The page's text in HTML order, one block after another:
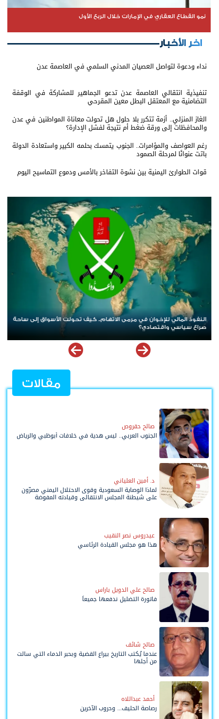
نمو القطاع العقاري في الإمارات خلال الربع الأول
اخر الأخبار
نداء ودعوة لتواصل العصيان المدني السلمي في العاصمة عدن
تنفيذية انتقالي العاصمة عدن تدعو الجماهير للمشاركة في الوقفة
التضامنية مع المعتقل البطل معين المقرحي
الغاز المنزلي.. أزمة تتكرر بلا حلول هل تحولت معاناة المواطنين في عدن
والمحافظات إلى ورقة ضغط أم نتيجة لفشل الإدارة؟
رغم العواصف والمؤامرات.. الجنوب يتمسك بحلمه الكبير واستعادة الدولة
باتت عنوانًا لمرحلة الصمود
قوات الطوارئ اليمنية بين نشوة التفاخر بالأمس ودموع التماسيح اليوم
نمو القطاع العقاري في الإمارات خلال الربع الأول
مقالات
صالح حقروص
الجنوب العربي.. ليس هدية في خلافات أبوظبي والرياض
د. أمين العلياني
لماذا الوصاية السعودية وقوى الاحتلال اليمني مصرّون
على شيطنة المجلس الانتقالي وقيادته المفوضة
عيدروس نصر النقيب
هذا هو مجلس القيادة الرئاسي
صالح علي الدويل باراس
فاتورة التضليل ندفعها جميعاً
صالح شائف
عندما يُكتب التاريخ بيراع القضية وبحبر الدماء التي سالت
من أجلها
أحمد عبداللاه
رصاصة الحليف... وحروب الآخرين